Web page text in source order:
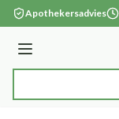
Ga naar de inhoud
Apothekersadvies
Menu